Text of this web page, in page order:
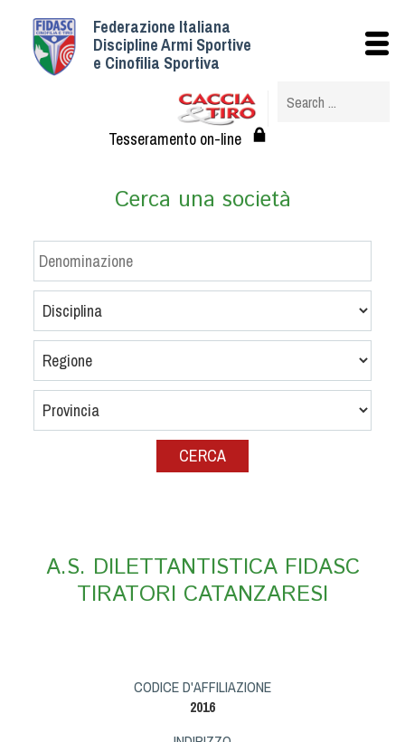
Federazione Italiana
Discipline Armi Sportive
e Cinofilia Sportiva
Tesseramento on-line
Cerca una società
A.S. DILETTANTISTICA FIDASC
TIRATORI CATANZARESI
CODICE D'AFFILIAZIONE
2016
Istituzionale
Struttura
Albo Veterinari federali
Tesseramento e Affiliazioni
Circolari
Convenzioni
Tesserati
Referenti e gruppi di lavoro regionali
Scuole Federali
Calendario Manifestazioni
Organi di Giustizia - Dispositivi
Guida Locandine Ufficiali